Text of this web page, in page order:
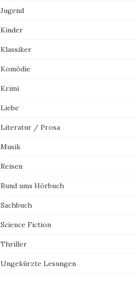
Jugend
Kinder
Klassiker
Komödie
Krimi
Liebe
Literatur / Prosa
Musik
Reisen
Rund ums Hörbuch
Sachbuch
Science Fiction
Thriller
Ungekürzte Lesungen